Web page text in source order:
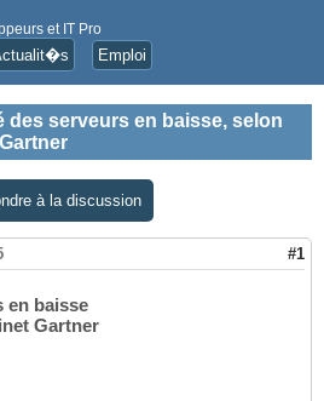
et IT Pro
Emploi
des serveurs en baisse, selon
à la discussion
#1
en baisse
Gartner